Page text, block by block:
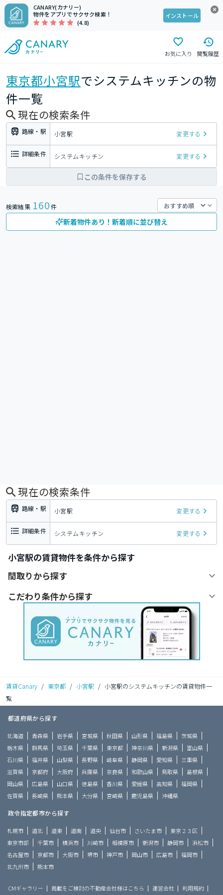
CANARY(カナリー)
物件をアプリでサクサク検索！
(4.8)
インストール
お気に入り 閲覧履歴
東京都小宮駅でシステムキッチンの物
件一覧
現在の検索条件
路線・駅 小宮駅 変更する
詳細条件 システムキッチン 変更する
この条件を保存する
検索結果 160件
新着物件あり！新着順に並び替え
現在の検索条件
路線・駅 小宮駅 変更する
詳細条件 システムキッチン 変更する
小宮駅の賃貸物件を条件から探す
間取りから探す
こだわり条件から探す
賃貸Canary / 東京都 / 小宮駅 / 小宮駅のシステムキッチンの賃貸物件一
覧
都道府県から探す
北海道 青森県 岩手県 宮城県 秋田県 山形県 福島県
茨城県
栃木県
群馬県 埼玉県 千葉県 東京都 神奈川県 新潟県
富山県
石川県
福井県 山梨県 長野県 岐阜県 静岡県 愛知県
三重県
滋賀県
京都府 大阪府 兵庫県 奈良県 和歌山県 鳥取県
島根県
岡山県
広島県 山口県 徳島県 香川県 愛媛県 高知県
福岡県
佐賀県
長崎県 熊本県 大分県 宮崎県 鹿児島県 沖縄県
政令指定都市から探す
札幌市 道北 道東 道南 道央 仙台市 さいたま市
東京２３区
東京市部
千葉市 横浜市 川崎市 相模原市 新潟市 静岡市
浜松市
名古屋市
京都市 大阪市 堺市 神戸市 岡山市 広島市
福岡市
北九州市
熊本市
CMギャラリー 掲載をご検討の不動産会社様はこちら 運営会社
利用規約